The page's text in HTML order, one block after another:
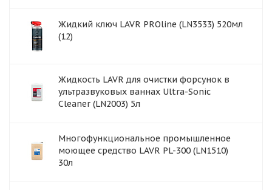
Жидкий ключ LAVR PROline (LN3533) 520мл
(12)
Жидкость LAVR для очистки форсунок в
ультразвуковых ваннах Ultra-Sonic
Cleaner (LN2003) 5л
Многофункциональное промышленное
моющее средство LAVR PL-300 (LN1510)
30л